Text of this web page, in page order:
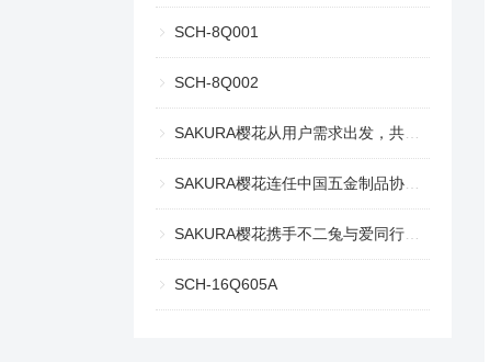
SCH-8Q001
SCH-8Q002
SAKURA樱花从用户需求出发，共探舒适自在的理想生活
SAKURA樱花连任中国五金制品协会燃气用具分会副理事长单位
SAKURA樱花携手不二兔与爱同行，共启最「家」浪漫
SCH-16Q605A